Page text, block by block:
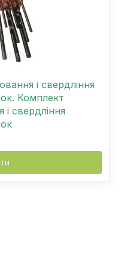
і свердління
Комплект
свердління